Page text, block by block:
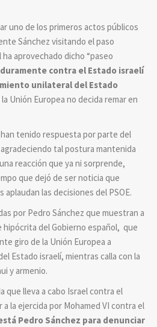
uno de los primeros actos públicos
Sánchez visitando el paso
aprovechado dicho “paseo
contra el Estado israelí
unilateral del Estado
Unión Europea no decida remar en
tenido respuesta por parte del
tal postura mantenida
reacción que ya ni sorprende,
que dejó de ser noticia que
las decisiones del PSOE.
por Pedro Sánchez que muestran a
hipócrita del Gobierno español, que
giro de la Unión Europea a
Estado israelí, mientras calla con la
y armenio.
que lleva a cabo Israel contra el
la ejercida por Mohamed VI contra el
Pedro Sánchez para denunciar